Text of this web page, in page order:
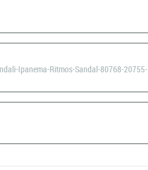
Ipanema-Ritmos-Sandal-80768-20755-